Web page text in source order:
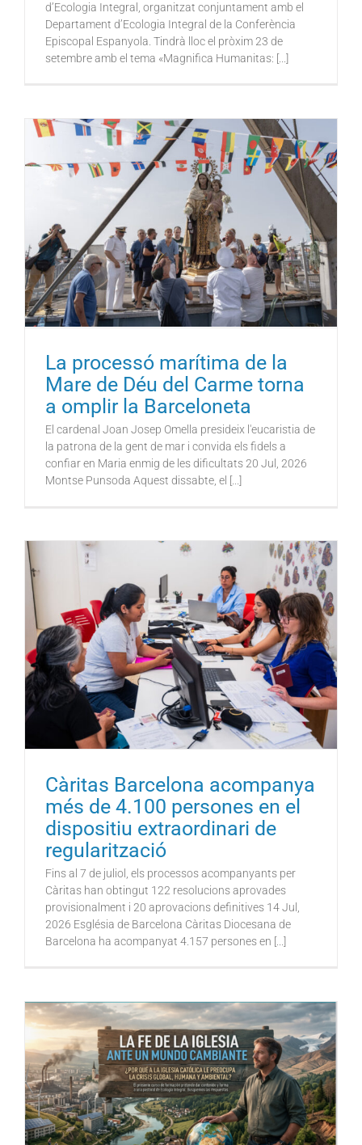
d’Ecologia Integral, organitzat conjuntament amb el
Departament d’Ecologia Integral de la Conferència
Episcopal Espanyola. Tindrà lloc el pròxim 23 de
setembre amb el tema «Magnifica Humanitas: [...]
La processó marítima de la
Mare de Déu del Carme torna
a omplir la Barceloneta
El cardenal Joan Josep Omella presideix l'eucaristia de
la patrona de la gent de mar i convida els fidels a
confiar en Maria enmig de les dificultats 20 Jul, 2026
Montse Punsoda Aquest dissabte, el [...]
Càritas Barcelona acompanya
més de 4.100 persones en el
dispositiu extraordinari de
regularització
Fins al 7 de juliol, els processos acompanyants per
Càritas han obtingut 122 resolucions aprovades
provisionalment i 20 aprovacions definitives 14 Jul,
2026 Església de Barcelona Càritas Diocesana de
Barcelona ha acompanyat 4.157 persones en [...]